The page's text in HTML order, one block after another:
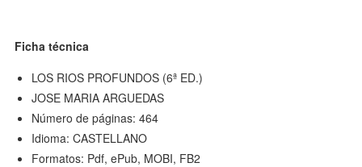
Ficha técnica
LOS RIOS PROFUNDOS (6ª ED.)
JOSE MARIA ARGUEDAS
Número de páginas: 464
Idioma: CASTELLANO
Formatos: Pdf, ePub, MOBI, FB2